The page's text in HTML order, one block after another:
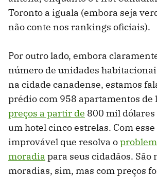
Toronto a iguala (embora seja
não conte nos rankings oficiais).
Por outro lado, embora
número de unidades
na cidade canadense, estamos
prédio com 958 apartamentos de
preços a partir de 800 mil dólares
um hotel cinco estrelas. Com
improvável que resolva o
moradia para seus cidadãos. São
moradias, sim, mas com preços